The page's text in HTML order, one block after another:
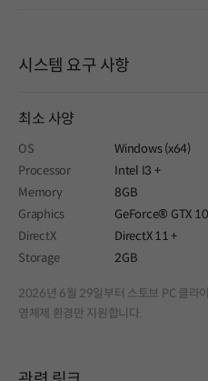
시스템 요구 사항
최소 사양
OS
Windows (x64)
Processor
Intel I3 +
Memory
8GB
Graphics
GeForce® GTX
DirectX
DirectX 11 +
Storage
2GB
2026년 6월 29일부터 스토브 PC 클라
영체제 환경만 지원합니다.